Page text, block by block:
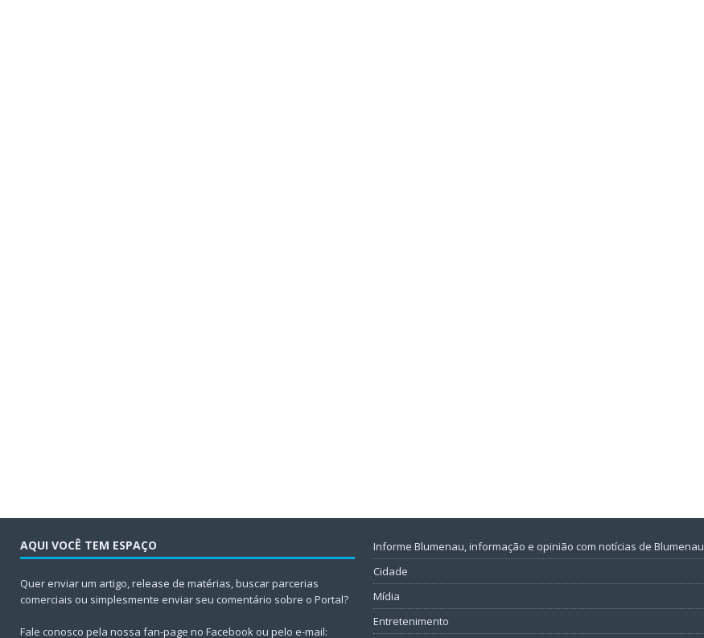
AQUI VOCÊ TEM ESPAÇO
Quer enviar um artigo, release de matérias, buscar parcerias
comerciais ou simplesmente enviar seu comentário sobre o Portal?
Fale conosco pela nossa fan-page no Facebook ou pelo e-mail:
Informe Blumenau, informação e opinião com notícias de Blumenau
Cidade
Mídia
Entretenimento